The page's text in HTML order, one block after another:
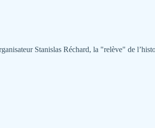
Stanislas Réchard, la "relève" de